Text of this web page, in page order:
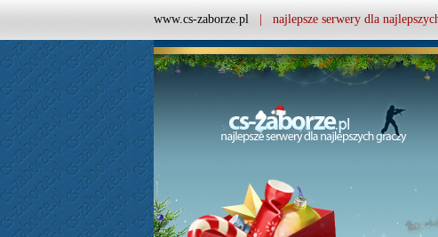
www.cs-zaborze.pl | najlepsze serwery dla